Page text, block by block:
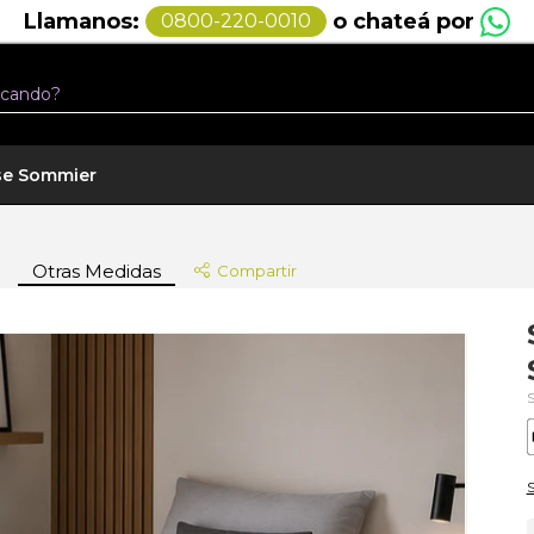
Llamanos: 0800-220-0010 o chateá por
Sommier
Otras Medidas Compartir